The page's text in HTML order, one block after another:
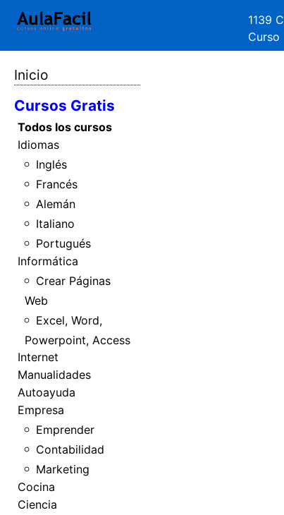
1139
Curso
Inicio
Cursos Gratis
Todos los cursos
Idiomas
Inglés
Francés
Alemán
Italiano
Portugués
Informática
Crear Páginas
Web
Excel, Word,
Powerpoint, Access
Internet
Manualidades
Autoayuda
Empresa
Emprender
Contabilidad
Marketing
Cocina
Ciencia